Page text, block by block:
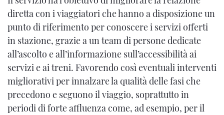
diretta con i viaggiatori che hanno a disposizione un
punto di riferimento per conoscere i servizi offerti
in stazione, grazie a un team di persone dedicate
all’ascolto e all’informazione sull’accessibilità ai
servizi e ai treni. Favorendo così eventuali interventi
migliorativi per innalzare la qualità delle fasi che
precedono e seguono il viaggio, soprattutto in
periodi di forte affluenza come, ad esempio, per il